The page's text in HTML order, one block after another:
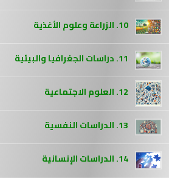
10. الزراعة وعلوم الأغذية
11. دراسات الجغرافيا والبيئية
12. العلوم الاجتماعية
13. الدراسات النفسية
14. الدراسات الإنسانية